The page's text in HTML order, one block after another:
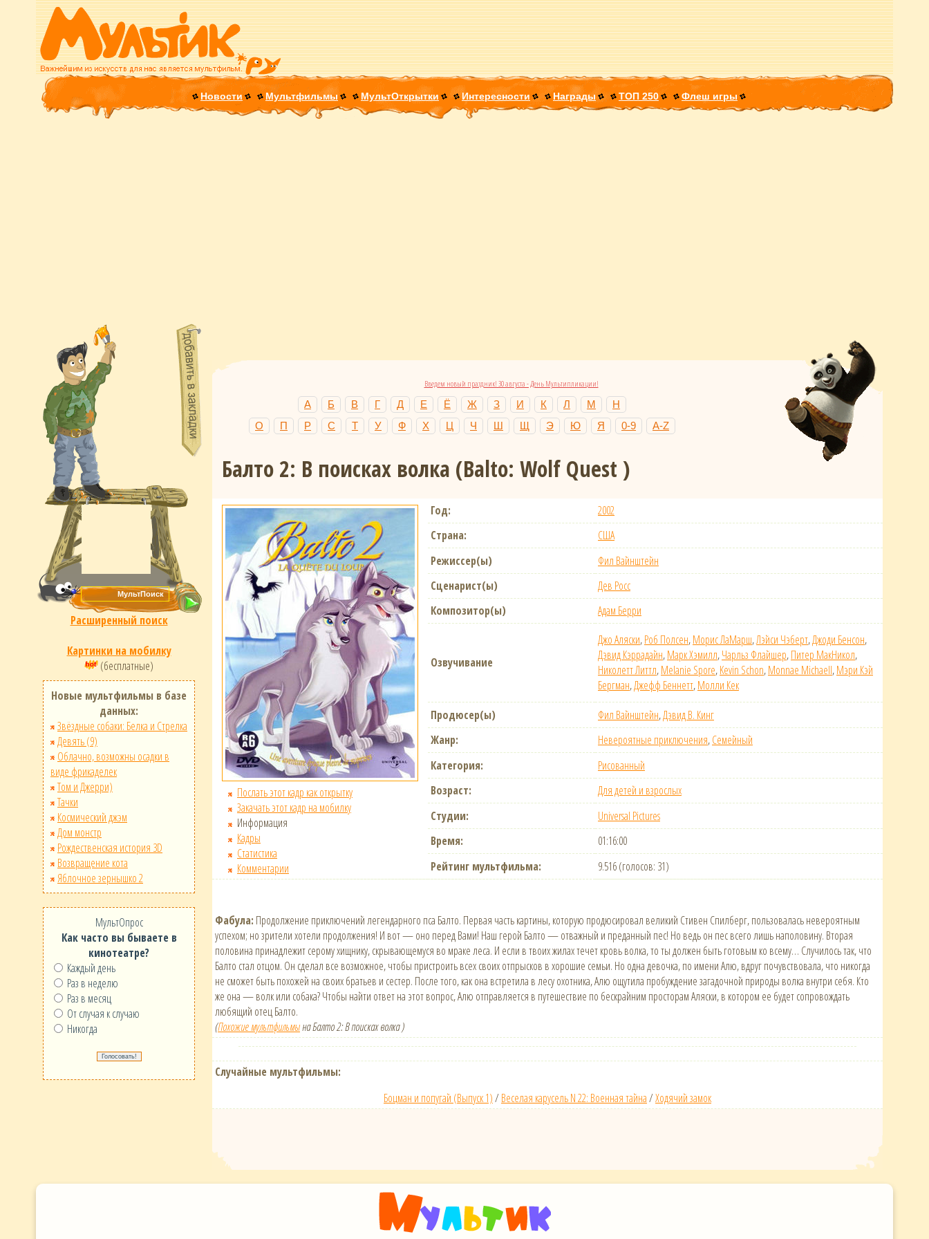
Новости Мультфильмы МультОткрытки Интересности Награды ТОП 250 Флеш игры
Расширенный поиск
Картинки на мобилку
(бесплатные)
Новые мультфильмы в базе
данных:
Звёздные собаки: Белка и Стрелка
Девять (9)
Облачно, возможны осадки в
виде фрикаделек
Том и Джерри)
Тачки
Космический джэм
Дом монстр
Рождественская история 3D
Возвращение кота
Яблочное зернышко 2
МультОпрос
Как часто вы бываете в
кинотеатре?
Каждый день
Раз в неделю
Раз в месяц
От случая к случаю
Никогда
Введем новый праздник! 30 августа - День Мультипликации!
А Б В Г Д Е Ё Ж З И К Л М
Н
О
П Р С Т У Ф Х Ц Ч Ш Щ Э Ю Я 0-9 A-Z
Балто 2: В поисках волка (Balto: Wolf Quest )
Послать этот кадр как открытку
Закачать этот кадр на мобилку
Информация
Кадры
Статистика
Комментарии
Год:
2002
Страна:
США
Режиссер(ы)
Фил Вайнштейн
Сценарист(ы)
Дев Росс
Композитор(ы)
Адам Берри
Озвучивание
Джо Аляски,Роб Полсен,Морис ЛаМарш,Лэйси Чэберт,Джоди Бенсон,
Дэвид Кэррадайн,Марк Хэмилл,Чарльз Флайшер,Питер МакНикол,
Николетт Литтл,Melanie Spore,Kevin Schon,Monnae Michaell,Мэри Кэй
Бергман,Джефф Беннетт,Молли Кек
Продюсер(ы)
Фил Вайнштейн,Дэвид В. Кинг
Жанр:
Невероятные приключения,Семейный
Категория:
Рисованный
Возраст:
Для детей и взрослых
Студии:
Universal Pictures
Время:
01:16:00
Рейтинг мультфильма:
9.516 (голосов: 31)
Фабула: Продолжение приключений легендарного пса Балто. Первая часть картины, которую продюсировал великий Стивен Спилберг, пользовалась невероятным
успехом; но зрители хотели продолжения! И вот — оно перед Вами! Наш герой Балто — отважный и преданный пес! Но ведь он пес всего лишь наполовину. Вторая
половина принадлежит серому хищнику, скрывающемуся во мраке леса. И если в твоих жилах течет кровь волка, то ты должен быть готовым ко всему… Случилось так, что
Балто стал отцом. Он сделал все возможное, чтобы пристроить всех своих отпрысков в хорошие семьи. Но одна девочка, по имени Алю, вдруг почувствовала, что никогда
не сможет быть похожей на своих братьев и сестер. После того, как она встретила в лесу охотника, Алю ощутила пробуждение загадочной природы волка внутри себя. Кто
же она — волк или собака? Чтобы найти ответ на этот вопрос, Алю отправляется в путешествие по бескрайним просторам Аляски, в котором ее будет сопровождать
любящий отец Балто.
(Похожие мультфильмына Балто 2: В поисках волка )
Случайные мультфильмы:
Боцман и попугай (Выпуск 1)/ Веселая карусель N 22: Военная тайна/Ходячий замок